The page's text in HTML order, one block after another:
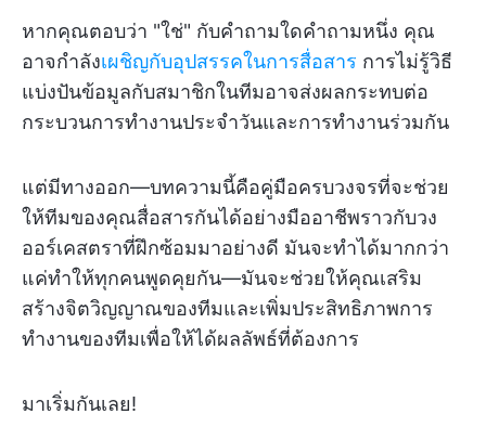
หากคุณตอบว่า "ใช่" กับคำถามใดคำถามหนึ่ง คุณ
อาจกำลังเผชิญกับอุปสรรคในการสื่อสาร การไม่รู้วิธี
แบ่งปันข้อมูลกับสมาชิกในทีมอาจส่งผลกระทบต่อ
กระบวนการทำงานประจำวันและการทำงานร่วมกัน
แต่มีทางออก—บทความนี้คือคู่มือครบวงจรที่จะช่วย
ให้ทีมของคุณสื่อสารกันได้อย่างมืออาชีพราวกับวง
ออร์เคสตราที่ฝึกซ้อมมาอย่างดี มันจะทำได้มากกว่า
แค่ทำให้ทุกคนพูดคุยกัน—มันจะช่วยให้คุณเสริม
สร้างจิตวิญญาณของทีมและเพิ่มประสิทธิภาพการ
ทำงานของทีมเพื่อให้ได้ผลลัพธ์ที่ต้องการ
มาเริ่มกันเลย!